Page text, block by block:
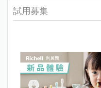
試用募集